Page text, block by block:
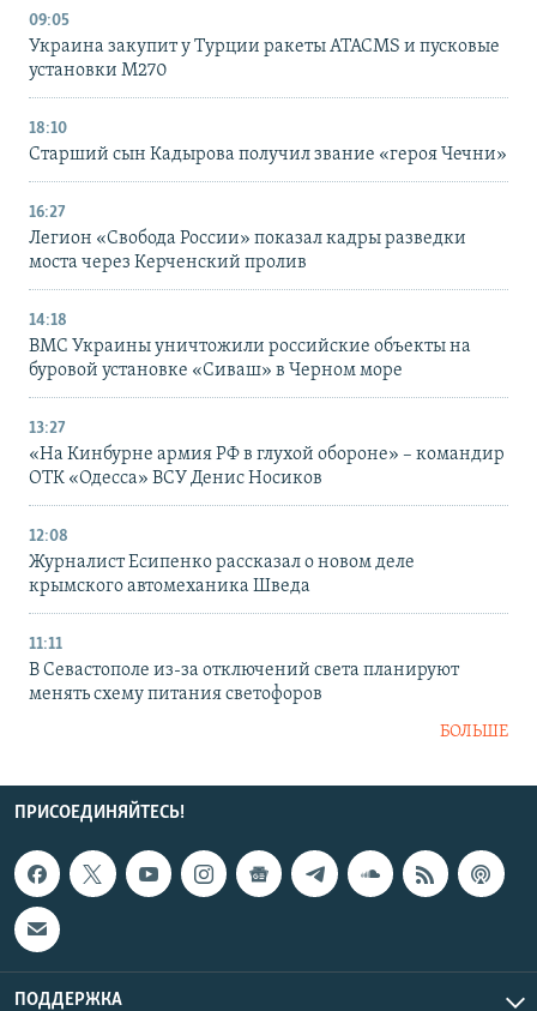
09:05
Украина закупит у Турции ракеты ATACMS и пусковые
установки M270
18:10
Старший сын Кадырова получил звание «героя Чечни»
16:27
Легион «Свобода России» показал кадры разведки
моста через Керченский пролив
14:18
ВМС Украины уничтожили российские объекты на
буровой установке «Сиваш» в Черном море
13:27
«На Кинбурне армия РФ в глухой обороне» – командир
ОТК «Одесса» ВСУ Денис Носиков
12:08
Журналист Есипенко рассказал о новом деле
крымского автомеханика Шведа
11:11
В Севастополе из-за отключений света планируют
менять схему питания светофоров
БОЛЬШЕ
ПРИСОЕДИНЯЙТЕСЬ!
ПОДДЕРЖКА